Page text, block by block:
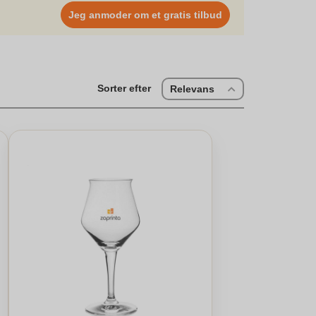
Jeg anmoder om et gratis tilbud
Sorter efter Relevans